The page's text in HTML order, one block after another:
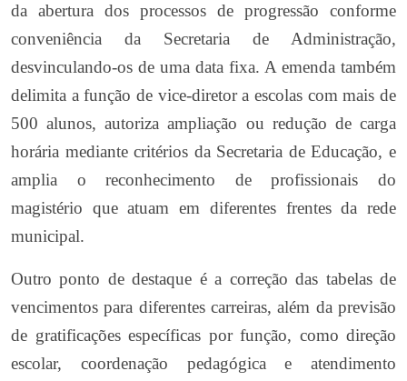
da abertura dos processos de progressão conforme
conveniência da Secretaria de Administração,
desvinculando-os de uma data fixa. A emenda também
delimita a função de vice-diretor a escolas com mais de
500 alunos, autoriza ampliação ou redução de carga
horária mediante critérios da Secretaria de Educação, e
amplia o reconhecimento de profissionais do
magistério que atuam em diferentes frentes da rede
municipal.
Outro ponto de destaque é a correção das tabelas de
vencimentos para diferentes carreiras, além da previsão
de gratificações específicas por função, como direção
escolar, coordenação pedagógica e atendimento